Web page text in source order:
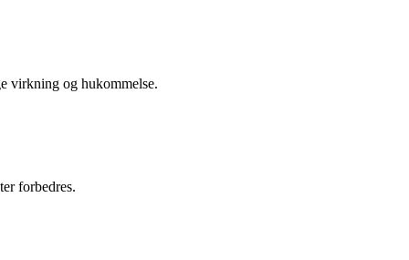
virkning og hukommelse.
forbedres.